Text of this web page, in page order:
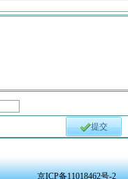
提交
京ICP备11018462号-2